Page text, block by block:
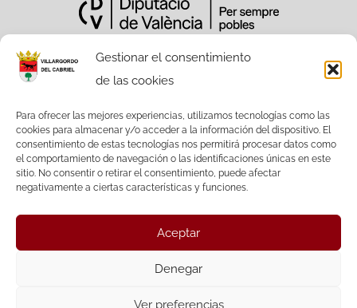
Gestionar el consentimiento
de las cookies
Para ofrecer las mejores experiencias, utilizamos tecnologías como las
cookies para almacenar y/o acceder a la información del dispositivo. El
consentimiento de estas tecnologías nos permitirá procesar datos como
el comportamiento de navegación o las identificaciones únicas en este
sitio. No consentir o retirar el consentimiento, puede afectar
negativamente a ciertas características y funciones.
Aceptar
Denegar
Ver preferencias
Conselleria de Participación,
Transparencia, Cooperación y Calidad
Democrática, como por la Diputación
Provincial de València.